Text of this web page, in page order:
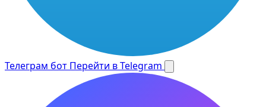
Телеграм бот Перейти в Telegram